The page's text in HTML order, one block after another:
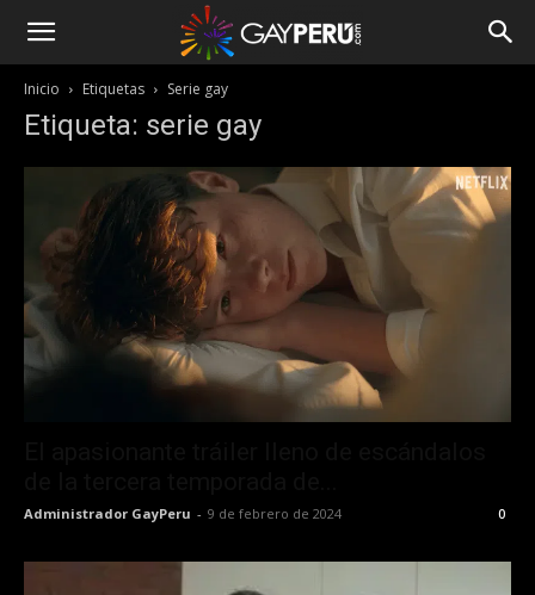
Inicio Etiquetas Serie gay
Etiqueta: serie gay
Administrador GayPeru - 9 de febrero de 2024 0